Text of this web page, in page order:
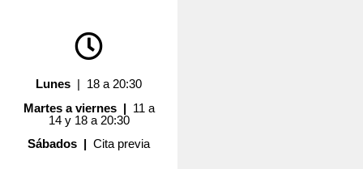
Lunes | 18 a 20:30
Martes a viernes | 11 a
14 y 18 a 20:30
Sábados |Cita previa